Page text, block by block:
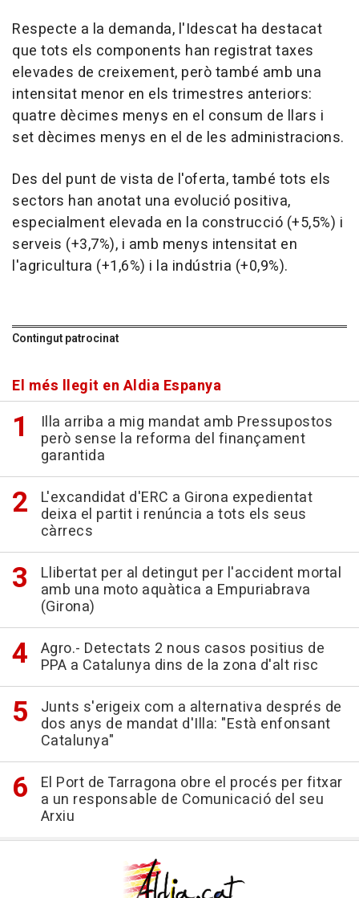
Respecte a la demanda, l'Idescat ha destacat
que tots els components han registrat taxes
elevades de creixement, però també amb una
intensitat menor en els trimestres anteriors:
quatre dècimes menys en el consum de llars i
set dècimes menys en el de les administracions.
Des del punt de vista de l'oferta, també tots els
sectors han anotat una evolució positiva,
especialment elevada en la construcció (+5,5%) i
serveis (+3,7%), i amb menys intensitat en
l'agricultura (+1,6%) i la indústria (+0,9%).
Contingut patrocinat
El més llegit en Aldia Espanya
Illa arriba a mig mandat amb Pressupostos
però sense la reforma del finançament
garantida
L'excandidat d'ERC a Girona expedientat
deixa el partit i renúncia a tots els seus
càrrecs
Llibertat per al detingut per l'accident mortal
amb una moto aquàtica a Empuriabrava
(Girona)
Agro.- Detectats 2 nous casos positius de
PPA a Catalunya dins de la zona d'alt risc
Junts s'erigeix com a alternativa després de
dos anys de mandat d'Illa: "Està enfonsant
Catalunya"
El Port de Tarragona obre el procés per fitxar
a un responsable de Comunicació del seu
Arxiu